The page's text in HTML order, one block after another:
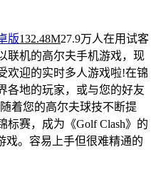
版132.48M27.9万人在用试客
联机的高尔夫手机游戏，现
欢迎的实时多人游戏啦!在锦
各地的玩家，或与您的好友
着您的高尔夫球技不断提
标赛，成为《Golf Clash》的
戏。容易上手但很难精通的